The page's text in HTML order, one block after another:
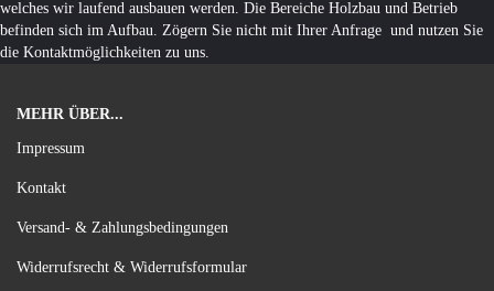
welches wir laufend ausbauen werden. Die Bereiche Holzbau und Betrieb
befinden sich im Aufbau. Zögern Sie nicht mit Ihrer Anfrage und nutzen Sie
die Kontaktmöglichkeiten zu uns.
MEHR ÜBER...
Impressum
Kontakt
Versand- & Zahlungsbedingungen
Widerrufsrecht & Widerrufsformular